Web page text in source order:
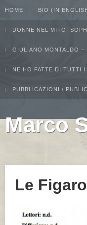
HOME BIO (IN
DONNE NEL MITO:
GIULIANO MONTALDO –
NE HO FATTE DI TUTTI I
PUBBLICAZIONI /
Marco
Le Figaro